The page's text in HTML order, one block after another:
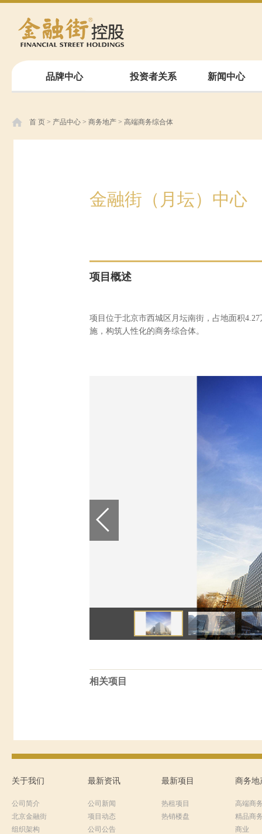
品牌中心 投资者关系 新闻中心
首 页 > 产品中心 > 商务地产 > 高端商务综合体
金融街（月坛）中心
项目概述
项目位于北京市西城区月坛南街，占地面积4.27
施，构筑人性化的商务综合体。
相关项目
关于我们
公司简介
北京金融街
组织架构
最新资讯
公司新闻
项目动态
公司公告
最新项目
热租项目
热销楼盘
商务地
高端商
精品商
商业